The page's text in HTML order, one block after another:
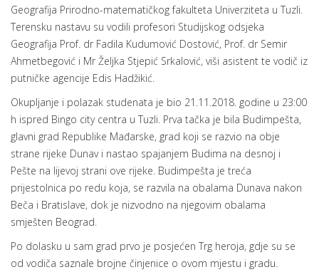
Geografija Prirodno-matematičkog fakulteta Univerziteta u Tuzli.
Terensku nastavu su vodili profesori Studijskog odsjeka
Geografija Prof. dr Fadila Kudumović Dostović, Prof. dr Semir
Ahmetbegović i Mr Željka Stjepić Srkalović, viši asistent te vodič iz
putničke agencije Edis Hadžikić.
Okupljanje i polazak studenata je bio 21.11.2018. godine u 23:00
h ispred Bingo city centra u Tuzli. Prva tačka je bila Budimpešta,
glavni grad Republike Mađarske, grad koji se razvio na obje
strane rijeke Dunav i nastao spajanjem Budima na desnoj i
Pešte na lijevoj strani ove rijeke. Budimpešta je treća
prijestolnica po redu koja, se razvila na obalama Dunava nakon
Beča i Bratislave, dok je nizvodno na njegovim obalama
smješten Beograd.
Po dolasku u sam grad prvo je posjećen Trg heroja, gdje su se
od vodiča saznale brojne činjenice o ovom mjestu i gradu.